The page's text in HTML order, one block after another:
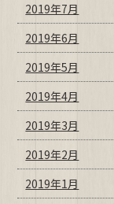
2019年7月
2019年6月
2019年5月
2019年4月
2019年3月
2019年2月
2019年1月